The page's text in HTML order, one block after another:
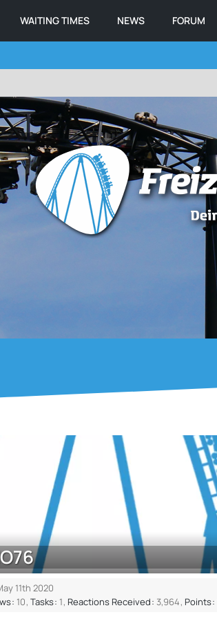
WAITING TIMES NEWS FORUM
11th 2020
10 Tasks 1 Reactions Received 3,964 Points